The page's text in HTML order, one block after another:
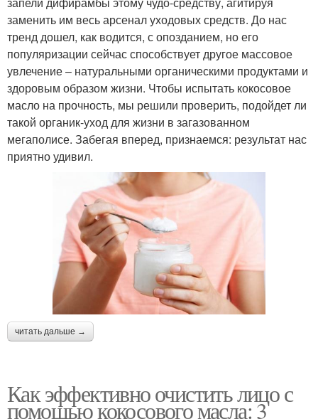
заменить им весь арсенал уходовых средств. До нас
тренд дошел, как водится, с опозданием, но его
популяризации сейчас способствует другое массовое
увлечение – натуральными органическими продуктами и
здоровым образом жизни. Чтобы испытать кокосовое
масло на прочность, мы решили проверить, подойдет ли
такой органик-уход для жизни в загазованном
мегаполисе. Забегая вперед, признаемся: результат нас
приятно удивил.
читать дальше →
Как эффективно очистить лицо с
помощью кокосового масла: 3